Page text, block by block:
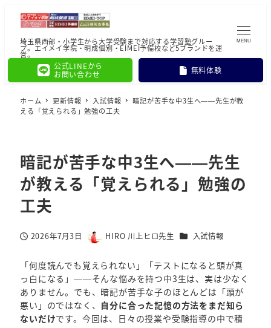
埼玉県西部・小学生から大学受験まで対応する学習塾グルー
プ。エイメイ学院・明成個別・EIMEI予備校など5ブランドを運
営。
公式LINEから
お問い合わせ
無料体験
MENU
ホーム 更新情報 入試情報
暗記が苦手な中3生へ——先生が教
える「覚えられる」勉強の工夫
暗記が苦手な中3生へ——先生
が教える「覚えられる」勉強の
工夫
投稿日2026年7月3日
著
HIRO 川上ヒロ先生 カテゴリー
入試情報
「何度読んでも覚えられない」「テストになると頭が真
っ白になる」——そんな悩みを持つ中3生は、実は少なく
ありません。でも、暗記が苦手な子のほとんどは「頭が
悪い」のではなく、 自分に合った記憶の方法をまだ知ら
ないだけです。今回は、日々の授業や受験指導の中で積